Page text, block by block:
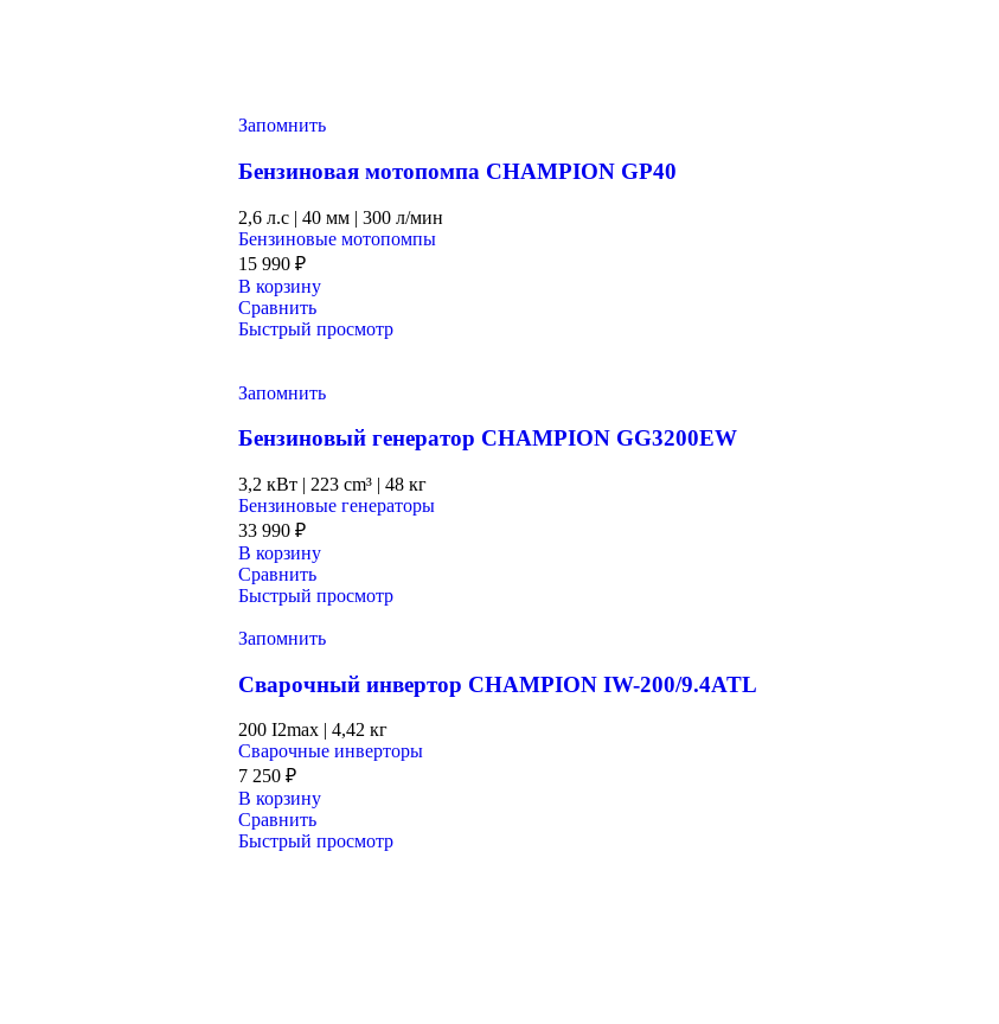
Запомнить
Бензиновая мотопомпа CHAMPION GP40
2,6 л.с | 40 мм | 300 л/мин
Бензиновые мотопомпы
15 990 ₽
В корзину
Сравнить
Быстрый просмотр
Запомнить
Бензиновый генератор CHAMPION GG3200EW
3,2 кВт | 223 cm³ | 48 кг
Бензиновые генераторы
33 990 ₽
В корзину
Сравнить
Быстрый просмотр
Запомнить
Сварочный инвертор CHAMPION IW-200/9.4ATL
200 I2max
4,42 кг
Сварочные инверторы
7 250 ₽
В корзину
Сравнить
Быстрый просмотр